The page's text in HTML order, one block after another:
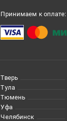
Принимаем к оплате:
Тверь
Тула
Тюмень
Уфа
Челябинск